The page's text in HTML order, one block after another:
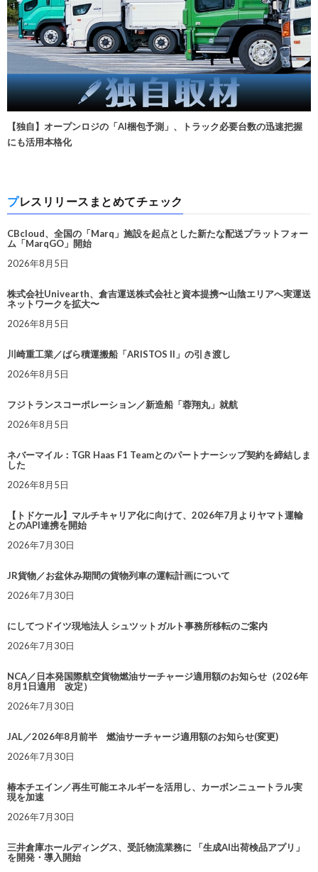
【独自】オープンロジの「AI梱包予測」、トラック必要台数の迅速把握
にも活用本格化
プレスリリースまとめてチェック
CBcloud、全国の「Marq」施設を起点とした新たな配送プラットフォー
ム「MarqGO」開始
2026年8月5日
株式会社Univearth、倉吉運送株式会社と資本提携〜山陰エリアへ実運送
ネットワークを拡大〜
2026年8月5日
川崎重工業／ばら積運搬船「ARISTOS II」の引き渡し
2026年8月5日
フジトランスコーポレーション／新造船「蓉翔丸」就航
2026年8月5日
ネバーマイル：TGR Haas F1 Teamとのパートナーシップ契約を締結しま
した
2026年8月5日
【トドケール】マルチキャリア化に向けて、2026年7月よりヤマト運輸
とのAPI連携を開始
2026年7月30日
JR貨物／お盆休み期間の貨物列車の運転計画について
2026年7月30日
にしてつドイツ現地法人 シュツットガルト事務所移転のご案内
2026年7月30日
NCA／日本発国際航空貨物燃油サーチャージ適用額のお知らせ（2026年
8月1日適用 改定）
2026年7月30日
JAL／2026年8月前半 燃油サーチャージ適用額のお知らせ(変更)
2026年7月30日
椿本チエイン／再生可能エネルギーを活用し、カーボンニュートラル実
現を加速
2026年7月30日
三井倉庫ホールディングス、受託物流業務に 「生成AI出荷検品アプリ」
を開発・導入開始